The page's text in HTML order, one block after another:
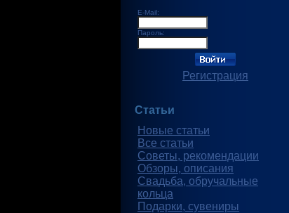
E-Mail:
Пароль:
Регистрация
Статьи
Новые статьи
Все статьи
Советы, рекомендации
Обзоры, описания
Свадьба, обручальные
кольца
Подарки, сувениры